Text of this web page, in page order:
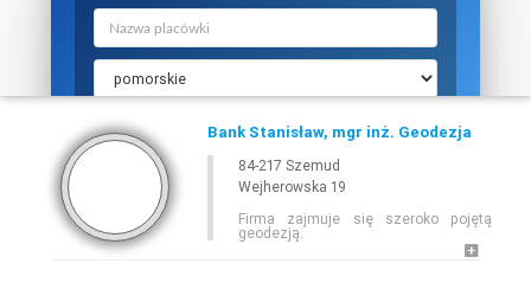
Bank Stanisław, mgr inż. Geodezja
84-217 Szemud
Wejherowska 19
Firma zajmuje się szeroko pojętą
geodezją.